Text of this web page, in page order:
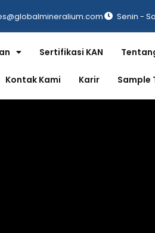
Senin -
Sertifikasi KAN
Kontak Kami Karir Sample